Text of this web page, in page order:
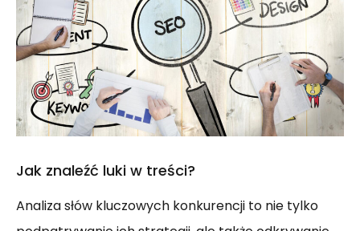
Jak znaleźć luki w treści?
Analiza słów kluczowych konkurencji to nie tylko